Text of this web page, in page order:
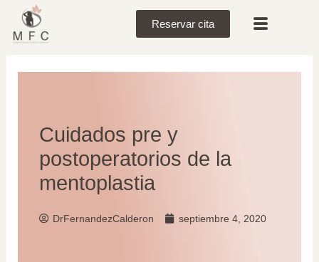
Reservar cita
Cuidados pre y
postoperatorios de la
mentoplastia
DrFernandezCalderon septiembre 4, 2020